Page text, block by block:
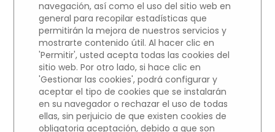
Participantes del centros educativo
IES Leonardo da Vinci
NIVEL 3: Alumnos de 1 y 2 de
BACHILLERATO
Haz clic sobre el nombre del
navegación, así como el uso del sitio web en
general para recopilar estadísticas que
permitirán la mejora de nuestros servicios y
mostrarte contenido útil. Al hacer clic en
'Permitir', usted acepta todas las cookies del
sitio web. Por otro lado, si hace clic en
'Gestionar las cookies', podrá configurar y
aceptar el tipo de cookies que se instalarán
en su navegador o rechazar el uso de todas
ellas, sin perjuicio de que existen cookies de
obligatoria aceptación, debido a que son